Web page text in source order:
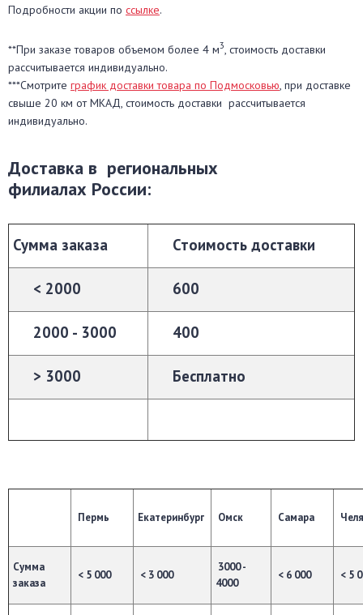
Подробности акции по ссылке.
**При заказе товаров объемом более 4 м3, стоимость доставки
рассчитывается индивидуально.
***Смотрите график доставки товара по Подмосковью, при доставке
свыше 20 км от МКАД, стоимость доставки рассчитывается
индивидуально.
Доставка в региональных
филиалах России:
Сумма заказа Стоимость доставки
< 2000 600
2000 - 3000 400
> 3000 Бесплатно
Пермь Екатеринбург Омск Самара
Сумма
заказа
< 5 000 < 3 000
3000 -
4000
< 6 000 < 5